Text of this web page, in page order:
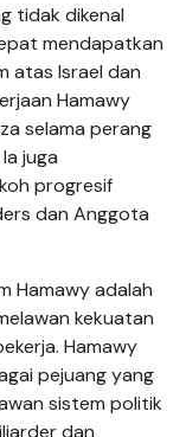
tidak dikenal
mendapatkan
atas Israel dan
Hamawy
selama perang
juga
progresif
dan Anggota
Hamawy adalah
kekuatan
Hamawy
pejuang yang
sistem politik
dan